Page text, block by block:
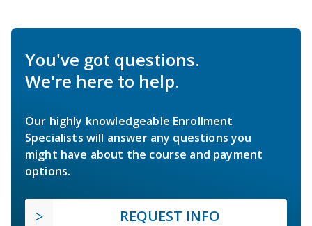
You've got questions.
We're here to help.
Our highly knowledgeable Enrollment
Specialists will answer any questions you
might have about the course and payment
options.
REQUEST INFO